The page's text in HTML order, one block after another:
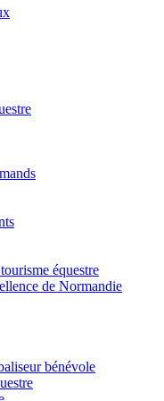
équestre
de Normandie
bénévole